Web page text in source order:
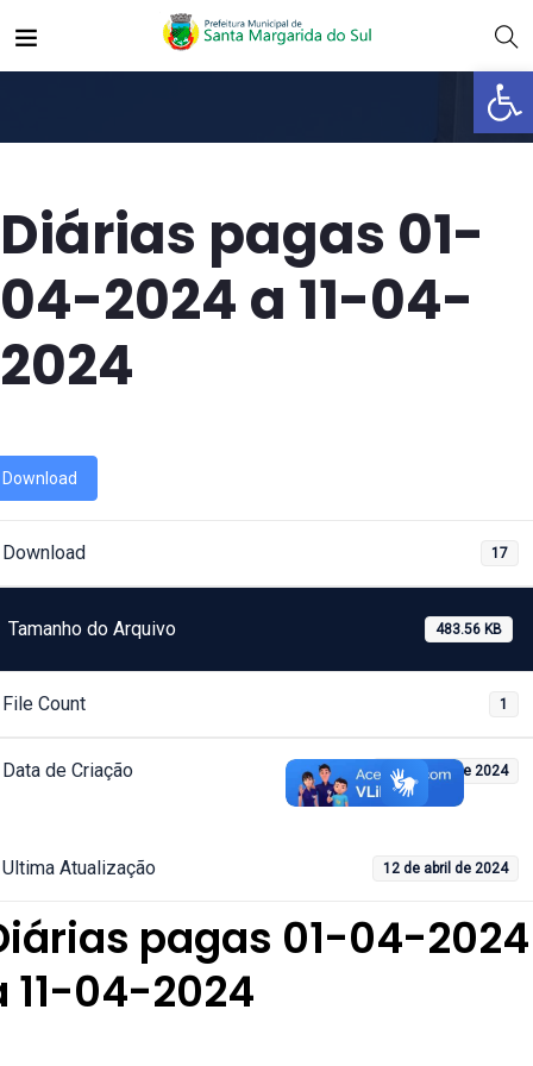
Abrir
Diárias pagas 01-
04-2024 a 11-04-
2024
Download
Download 17
Tamanho do Arquivo 483.56 KB
File Count 1
Data de Criação 12 de abril de 2024
Ultima Atualização 12 de abril de 2024
pagas 01-04-2024
11-04-2024